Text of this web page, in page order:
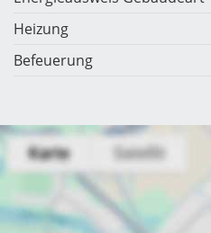
Heizung
Befeuerung